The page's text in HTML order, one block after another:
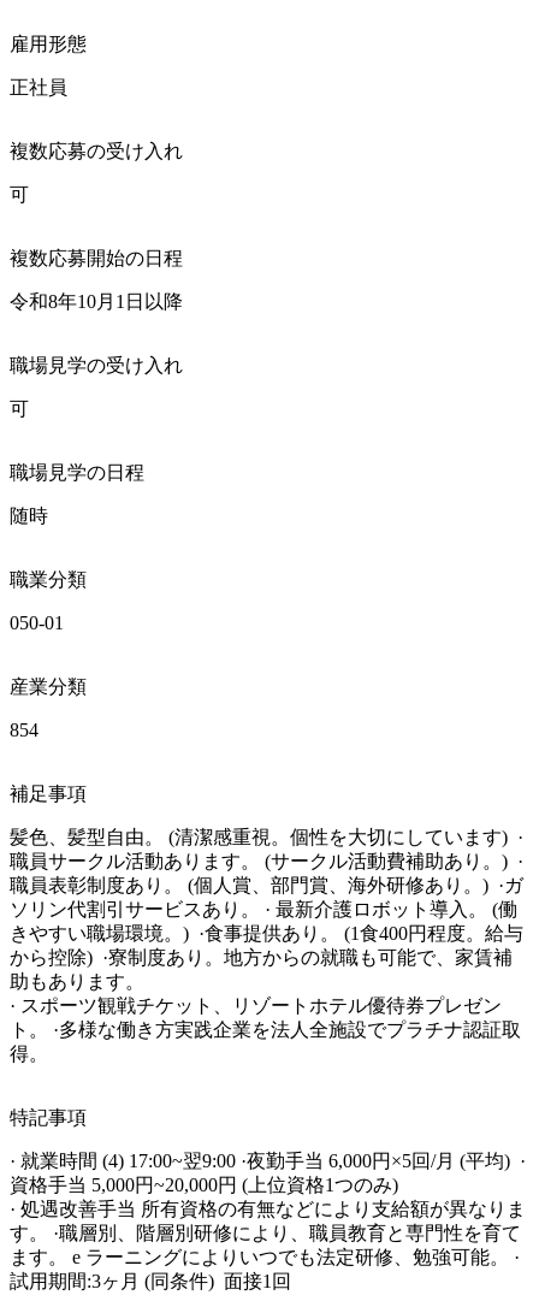
雇用形態
正社員
複数応募の受け入れ
可
複数応募開始の日程
令和8年10月1日以降
職場見学の受け入れ
可
職場見学の日程
随時
職業分類
050-01
産業分類
854
補足事項
髪色、髪型自由。 (清潔感重視。個性を大切にしています)  ·
職員サークル活動あります。 (サークル活動費補助あり。)  ·
職員表彰制度あり。 (個人賞、部門賞、海外研修あり。)  ·ガ
ソリン代割引サービスあり。 · 最新介護ロボット導入。 (働
きやすい職場環境。)  ·食事提供あり。 (1食400円程度。給与
から控除)  ·寮制度あり。地方からの就職も可能で、家賃補
助もあります。
· スポーツ観戦チケット、リゾートホテル優待券プレゼン
ト。 ·多様な働き方実践企業を法人全施設でプラチナ認証取
得。
特記事項
· 就業時間 (4) 17:00~翌9:00 ·夜勤手当 6,000円×5回/月 (平均)  ·
資格手当 5,000円~20,000円 (上位資格1つのみ)
· 処遇改善手当 所有資格の有無などにより支給額が異なりま
す。 ·職層別、階層別研修により、職員教育と専門性を育て
ます。 e ラーニングによりいつでも法定研修、勉強可能。 ·
試用期間:3ヶ月 (同条件)  面接1回